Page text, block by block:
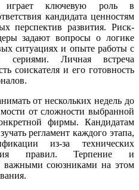
играет ключевую роль в
кандидата ценностям
перспектив развития. Риск-
задают вопросы о логике
ситуациях и опыте работы с
сериями. Личная встреча
соискателя и его готовность
от нескольких недель до
от сложности выбранной
фирмы. Кандидатам
регламент каждого этапа,
из-за технических
правил. Терпение и
важными союзниками на этом